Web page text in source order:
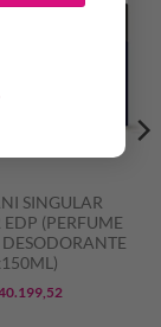
SINGULAR
EDP (PERFUME